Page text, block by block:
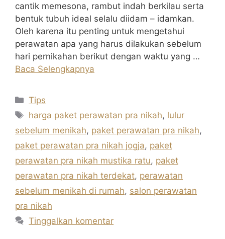
cantik memesona, rambut indah berkilau serta
bentuk tubuh ideal selalu diidam – idamkan.
Oleh karena itu penting untuk mengetahui
perawatan apa yang harus dilakukan sebelum
hari pernikahan berikut dengan waktu yang …
Baca Selengkapnya
Kategori
Tips
Tag
harga paket perawatan pra nikah, lulur
sebelum menikah, paket perawatan pra nikah,
paket perawatan pra nikah jogja, paket
perawatan pra nikah mustika ratu, paket
perawatan pra nikah terdekat, perawatan
sebelum menikah di rumah, salon perawatan
pra nikah
Tinggalkan komentar